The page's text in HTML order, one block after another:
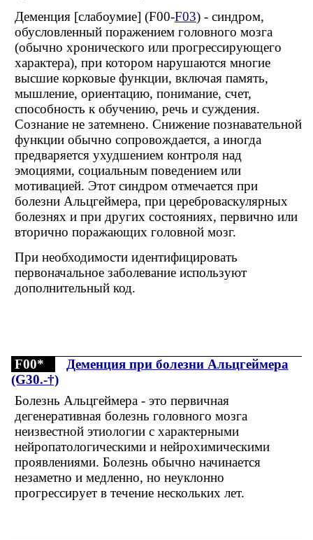
Деменция [слабоумие] (F00-F03) - синдром,
обусловленный поражением головного мозга
(обычно хронического или прогрессирующего
характера), при котором нарушаются многие
высшие корковые функции, включая память,
мышление, ориентацию, понимание, счет,
способность к обучению, речь и суждения.
Сознание не затемнено. Снижение познавательной
функции обычно сопровождается, а иногда
предваряется ухудшением контроля над
эмоциями, социальным поведением или
мотивацией. Этот синдром отмечается при
болезни Альцгеймера, при цереброваскулярных
болезнях и при других состояниях, первично или
вторично поражающих головной мозг.
При необходимости идентифицировать
первоначальное заболевание используют
дополнительный код.
F00*
Деменция при болезни Альцгеймера
(G30.-†)
Болезнь Альцгеймера - это первичная
дегенеративная болезнь головного мозга
неизвестной этиологии с характерными
нейропатологическими и нейрохимическими
проявлениями. Болезнь обычно начинается
незаметно и медленно, но неуклонно
прогрессирует в течение нескольких лет.